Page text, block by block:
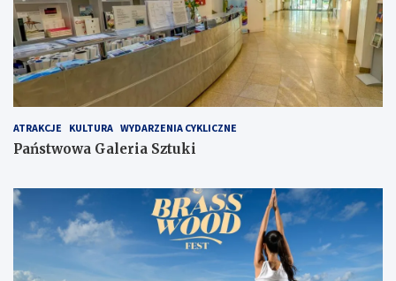
ATRAKCJE KULTURA WYDARZENIA CYKLICZNE
Państwowa Galeria Sztuki